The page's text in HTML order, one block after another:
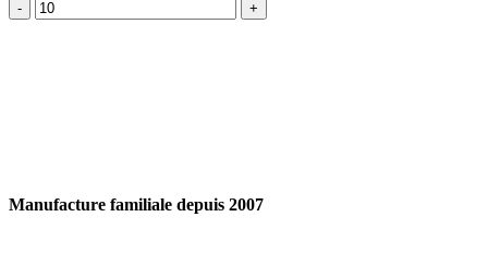
quantité
de
Manufacture familiale depuis 2007